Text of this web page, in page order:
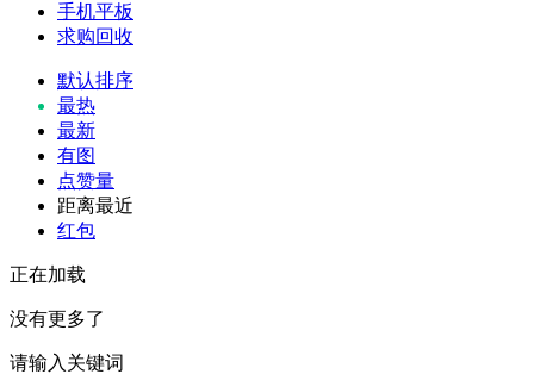
手机平板
求购回收
默认排序
最热
最新
有图
点赞量
距离最近
红包
正在加载
没有更多了
请输入关键词